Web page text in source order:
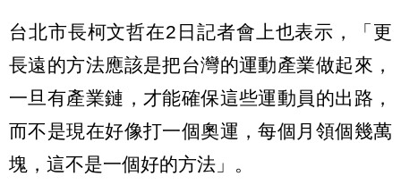
台北市長柯文哲在2日記者會上也表示，「更
長遠的方法應該是把台灣的運動產業做起來，
一旦有產業鏈，才能確保這些運動員的出路，
而不是現在好像打一個奧運，每個月領個幾萬
塊，這不是一個好的方法」。